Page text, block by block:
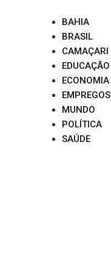
BAHIA
BRASIL
CAMAÇARI
EDUCAÇÃO
ECONOMIA
EMPREGOS
MUNDO
POLÍTICA
SAÚDE